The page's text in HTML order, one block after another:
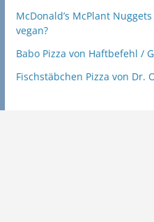
McDonald’s McPlant
vegan?
Babo Pizza von Haftbefehl /
Fischstäbchen Pizza von Dr.